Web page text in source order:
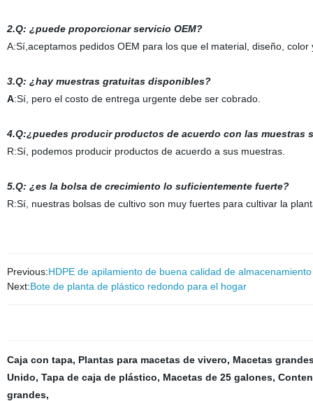
2.Q: ¿puede proporcionar servicio OEM?
A:Sí,aceptamos pedidos OEM para los que el material, diseño,
3.Q: ¿hay muestras gratuitas disponibles?
A:Sí, pero el costo de entrega urgente debe ser cobrado.
4.Q:¿puedes producir productos de acuerdo con las muestras
R:Sí, podemos producir productos de acuerdo a sus muestras.
5.Q: ¿es la bolsa de crecimiento lo suficientemente fuerte?
R:Sí, nuestras bolsas de cultivo son muy fuertes para cultivar la
Previous:HDPE de apilamiento de buena calidad de
Next:Bote de planta de plástico redondo para el hogar
Caja con tapa, Plantas para macetas de vivero, Macetas
Unido, Tapa de caja de plástico, Macetas de 25 galones,
grandes,